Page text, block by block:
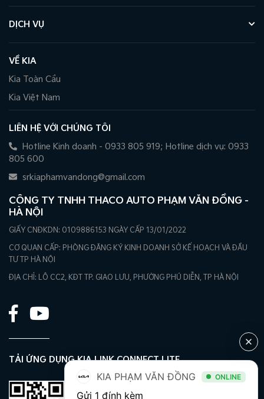
DỊCH VỤ
VỀ KIA
Kia Toàn Cầu
Kia Việt Nam
LIÊN HỆ VỚI CHÚNG TÔI
Hotline Kinh doanh - 0933 805 919; Hotline dịch vụ: 0933
805 600
srkiaphamvandong@gmail.com
CÔNG TY TNHH THACO AUTO PHẠM VĂN ĐỒNG -
HÀ NỘI
GIẤY CNĐKDN: 0109886153 NGÀY CẤP 13/01/2022
CƠ QUAN CẤP: PHÒNG ĐĂNG KÝ KINH DOANH SỞ KẾ HOẠCH VÀ ĐẦU
TƯ TP HÀ NỘI
ĐỊA CHỈ: LÔ CC2, KĐT TP. GIAO LƯU, PHƯỜNG PHÚ DIỄN, TP HÀ NỘI
TẢI ỨNG DỤNG KIA LINK CONNECT LITE
KIA PHẠM VĂN ĐỒNG ONLINE
Gửi 1 đính kèm